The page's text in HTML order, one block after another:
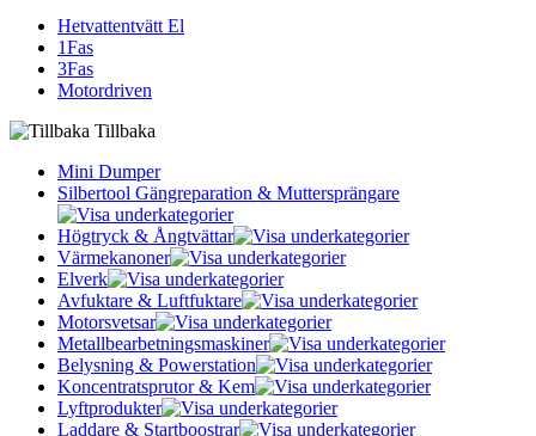
Hetvattentvätt El
1Fas
3Fas
Motordriven
Tillbaka
Mini Dumper
Silbertool Gängreparation & Muttersprängare
Högtryck & Ångtvättar
Värmekanoner
Elverk
Avfuktare & Luftfuktare
Motorsvetsar
Metallbearbetningsmaskiner
Belysning & Powerstation
Koncentratsprutor & Kem
Lyftprodukter
Laddare & Startboostrar